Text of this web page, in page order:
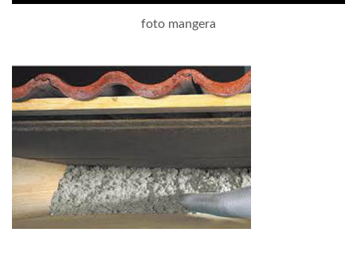
foto mangera